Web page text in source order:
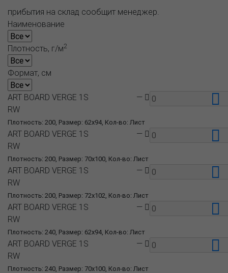
прибытия на склад сообщит менеджер.
Наименование
Плотность, г/м2
Формат, см
Плотность: 200, Размер: 62x94, Кол-во: Лист
ART BOARD VERGE 1S
RW
—
Плотность: 200, Размер: 70x100, Кол-во: Лист
ART BOARD VERGE 1S
RW
—
Плотность: 200, Размер: 72x102, Кол-во: Лист
ART BOARD VERGE 1S
RW
—
Плотность: 240, Размер: 62x94, Кол-во: Лист
ART BOARD VERGE 1S
RW
—
Плотность: 240, Размер: 70x100, Кол-во: Лист
ART BOARD VERGE 1S
RW
—